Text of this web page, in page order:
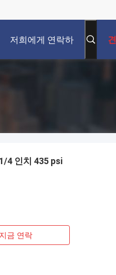
저희에게 연락하
4 인치 435 psi
지금 연락